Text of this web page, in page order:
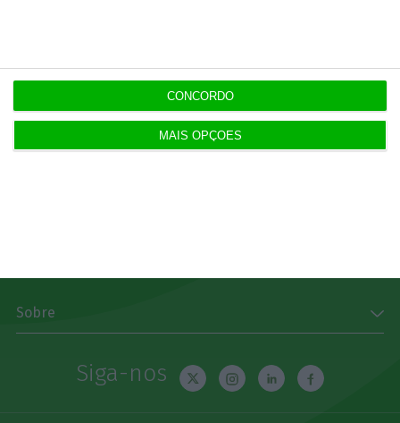
MAIS OPÇÕES
CONCORDO
Download
Disponível gratuitamente para iPhone, iPad, Apple
Sobre
Siga-nos